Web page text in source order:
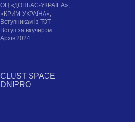
ОЦ «ДОНБАС-УКРАЇНА»,
«КРИМ-УКРАЇНА»,
Вступникам із ТОТ
Вступ за ваучером
Архів 2024
CLUST SPACE
DNIPRO